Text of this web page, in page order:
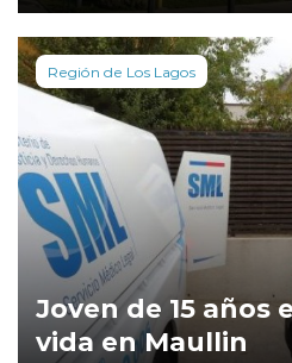
Región de Los Lagos
Joven de 15 años
vida en Maullin